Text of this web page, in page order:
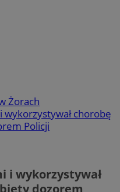
Żorach
wykorzystywał chorobę
Policji
i wykorzystywał
dozorem